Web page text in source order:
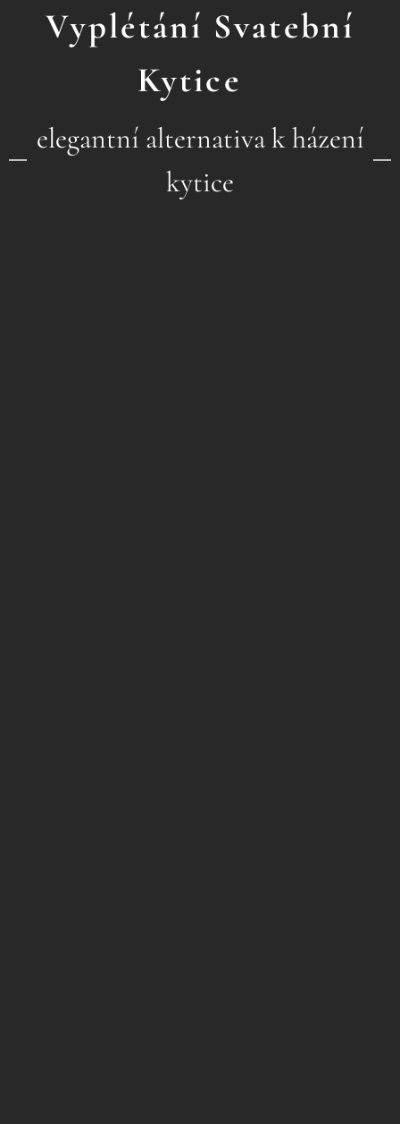
Vyplétání Svatební
Kytice
elegantní alternativa k házení
kytice